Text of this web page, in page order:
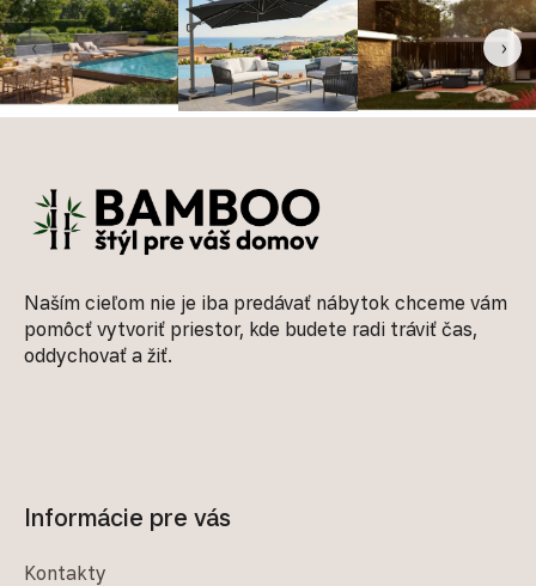
‹ ›
Naším cieľom nie je iba predávať nábytok chceme vám
pomôcť vytvoriť priestor, kde budete radi tráviť čas,
oddychovať a žiť.
Informácie pre vás
Kontakty